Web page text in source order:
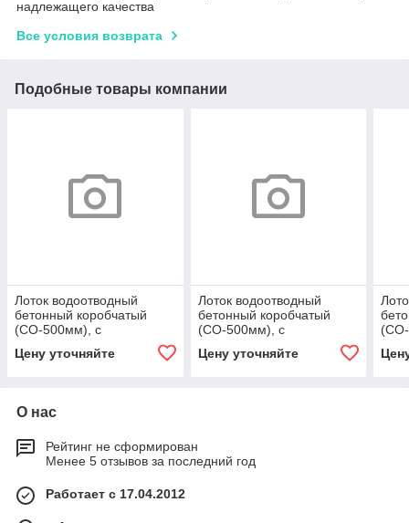
надлежащего качества
Все условия возврата
Подобные товары компании
Лоток водоотводный
бетонный коробчатый
(СО-500мм), с
100.60,3(50).47,5(38,5) -
Цену уточняйте
Лоток водоотводный
бетонный коробчатый
(СО-500мм), с
100.60,3(50).47,5(38,5) -
Цену уточняйте
О нас
Рейтинг не сформирован
Менее 5 отзывов за последний год
Работает с 17.04.2012